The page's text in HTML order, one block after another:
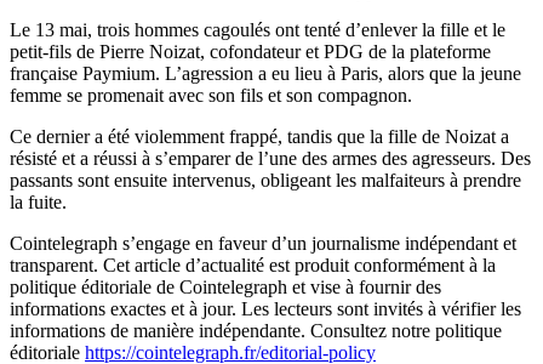
Le 13 mai, trois hommes cagoulés ont tenté d’enlever la fille et le
petit-fils de Pierre Noizat, cofondateur et PDG de la plateforme
française Paymium. L’agression a eu lieu à Paris, alors que la jeune
femme se promenait avec son fils et son compagnon.
Ce dernier a été violemment frappé, tandis que la fille de Noizat a
résisté et a réussi à s’emparer de l’une des armes des agresseurs. Des
passants sont ensuite intervenus, obligeant les malfaiteurs à prendre
la fuite.
Cointelegraph s’engage en faveur d’un journalisme indépendant et
transparent. Cet article d’actualité est produit conformément à la
politique éditoriale de Cointelegraph et vise à fournir des
informations exactes et à jour. Les lecteurs sont invités à vérifier les
informations de manière indépendante. Consultez notre politique
éditoriale https://cointelegraph.fr/editorial-policy